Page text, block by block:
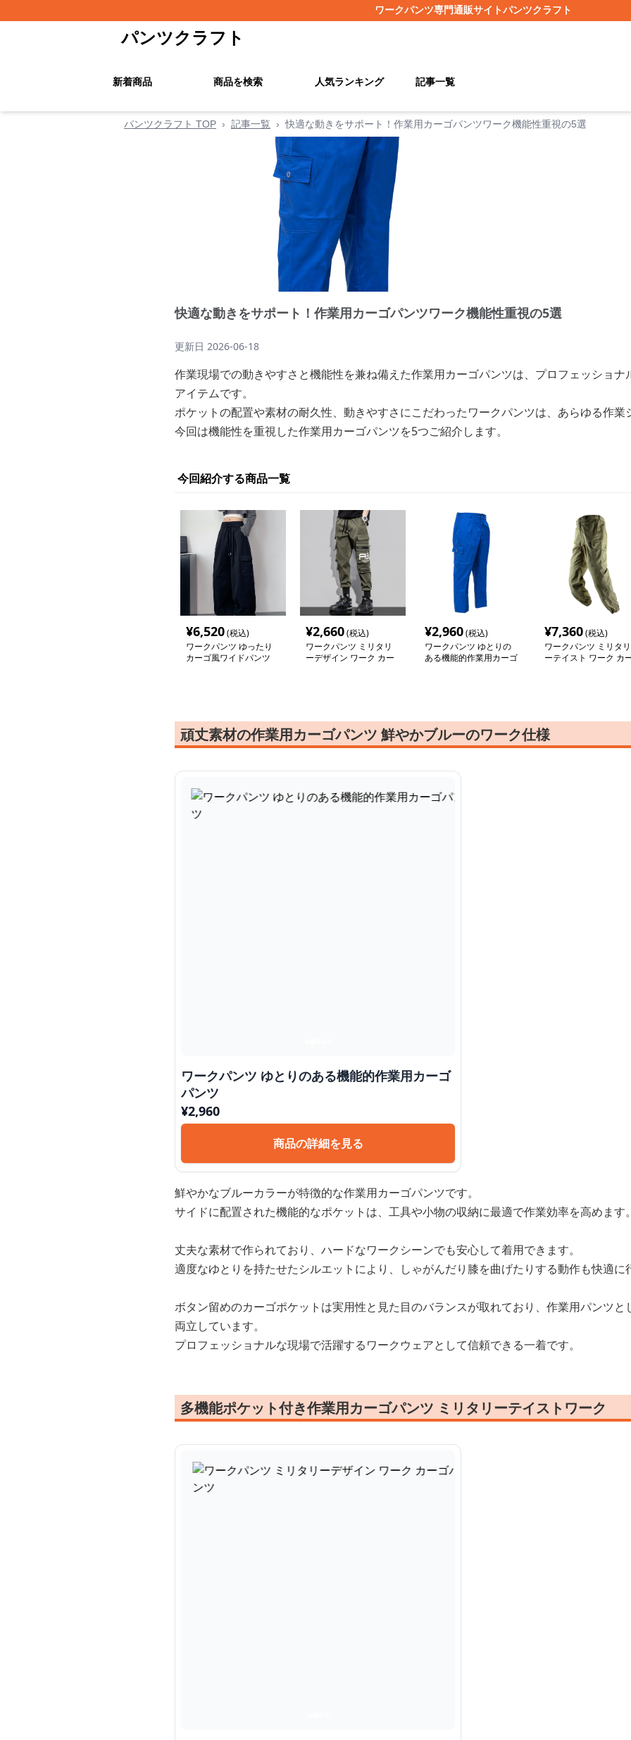
ワークパンツ専門通販サイトパンツクラフト
パンツクラフト
新着商品 商品を検索 人気ランキング 記事一覧
パンツクラフト TOP › 記事一覧 › 快適な動きをサポート！作業用カーゴパンツワーク機能性重視の5選
快適な動きをサポート！作業用カーゴパンツワーク機能性重視の5選
更新日 2026-06-18
作業現場での動きやすさと機能性を兼ね備えた作業用カーゴパンツは、プロフェッショ
アイテムです。
ポケットの配置や素材の耐久性、動きやすさにこだわったワークパンツは、あらゆる作業
今回は機能性を重視した作業用カーゴパンツを5つご紹介します。
今回紹介する商品一覧
¥6,520(税込)
ワークパンツ ゆったり
カーゴ風ワイドパンツ
¥2,660(税込)
ワークパンツ ミリタリ
ーデザイン ワーク カー
¥2,960(税込)
ワークパンツ ゆとりの
ある機能的作業用カーゴ
¥7,360(税込)
ワークパンツ ミリタリ
ーテイスト ワーク カ
頑丈素材の作業用カーゴパンツ 鮮やかブルーのワーク仕様
ワークパンツ ゆとりのある機能的作業用カーゴ
パンツ
¥2,960
商品の詳細を見る
鮮やかなブルーカラーが特徴的な作業用カーゴパンツです。
サイドに配置された機能的なポケットは、工具や小物の収納に最適で作業効率を高めます
丈夫な素材で作られており、ハードなワークシーンでも安心して着用できます。
適度なゆとりを持たせたシルエットにより、しゃがんだり膝を曲げたりする動作も快適に
ボタン留めのカーゴポケットは実用性と見た目のバランスが取れており、作業用パンツ
両立しています。
プロフェッショナルな現場で活躍するワークウェアとして信頼できる一着です。
多機能ポケット付き作業用カーゴパンツ ミリタリーテイストワーク